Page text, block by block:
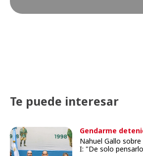
Te puede interesar
Gendarme
Nahuel Gallo
I: "De solo